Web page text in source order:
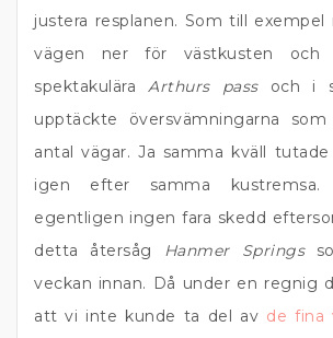
justera resplanen. Som till
vägen ner för västkusten
spektakulära Arthurs passoch i
upptäckte översvämningarna
antal vägar. Ja samma kväll
igen efter samma
egentligen ingen fara skedd
detta återsåg Hanmer Springs
veckan innan. Då under en regnig
att vi inte kunde ta del av de fina